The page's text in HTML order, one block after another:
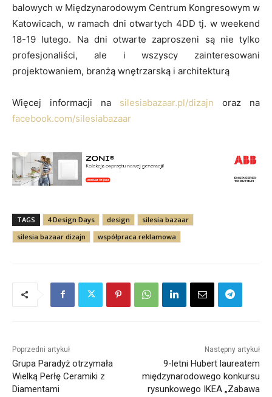
balowych w Międzynarodowym Centrum Kongresowym w
Katowicach, w ramach dni otwartych 4DD tj. w weekend
18-19 lutego. Na dni otwarte zaproszeni są nie tylko
profesjonaliści, ale i wszyscy zainteresowani
projektowaniem, branżą wnętrzarską i architekturą
Więcej informacji na silesiabazaar.pl/dizajn oraz na
facebook.com/silesiabazaar
TAGS 4 Design Days design
silesia bazaar
silesia bazaar dizajn
współpraca reklamowa
Poprzedni artykuł
Grupa Paradyż otrzymała
Wielką Perłę Ceramiki z
Diamentami
Następny artykuł
9-letni Hubert laureatem
międzynarodowego konkursu
rysunkowego IKEA „Zabawa